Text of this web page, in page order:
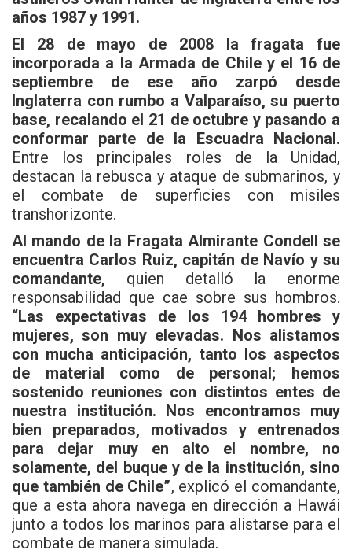
años 1987 y 1991.
El 28 de mayo de 2008 la fragata fue
incorporada a la Armada de Chile y el 16 de
septiembre de ese año zarpó desde
Inglaterra con rumbo a Valparaíso, su puerto
base, recalando el 21 de octubre y pasando a
conformar parte de la Escuadra Nacional.
Entre los principales roles de la Unidad,
destacan la rebusca y ataque de submarinos, y
el combate de superficies con misiles
transhorizonte.
Al mando de la Fragata Almirante Condell se
encuentra Carlos Ruiz, capitán de Navío y su
comandante, quien detalló la enorme
responsabilidad que cae sobre sus hombros.
“Las expectativas de los 194 hombres y
mujeres, son muy elevadas. Nos alistamos
con mucha anticipación, tanto los aspectos
de material como de personal; hemos
sostenido reuniones con distintos entes de
nuestra institución. Nos encontramos muy
bien preparados, motivados y entrenados
para dejar muy en alto el nombre, no
solamente, del buque y de la institución, sino
que también de Chile”, explicó el comandante,
que a esta ahora navega en dirección a Hawái
junto a todos los marinos para alistarse para el
combate de manera simulada.